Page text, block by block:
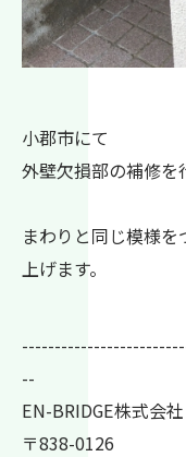
小郡市にて
外壁欠損部の補修を
まわりと同じ模様
上げます。
--
EN-BRIDGE株式会社
〒838-0126